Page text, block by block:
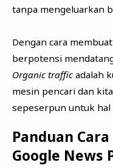
tanpa mengeluarkan
Dengan cara
berpotensi
Organic trafficadalah
mesin pencari dan
sepeserpun untuk hal
Panduan
Google News